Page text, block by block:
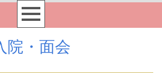
院・面会